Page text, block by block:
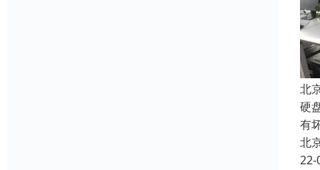
北
硬
有
北
22-